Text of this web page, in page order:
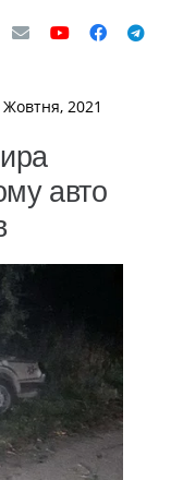
Жовтня, 2021
авто